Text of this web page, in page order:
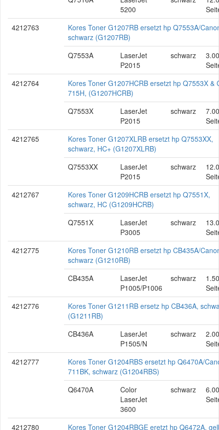
5200
4212763
Kores Toner G1207RB ersetzt hp Q7553A/
schwarz (G1207RB)
Q7553A
LaserJet
P2015
schwarz
4212764
Kores Toner G1207HCRB ersetzt hp Q7553X &
715H, (G1207HCRB)
Q7553X
LaserJet
P2015
schwarz
4212765
Kores Toner G1207XLRB ersetzt hp Q7553XX,
schwarz, HC+ (G1207XLRB)
Q7553XX
LaserJet
P2015
schwarz
4212767
Kores Toner G1209HCRB ersetzt hp Q7551X,
schwarz, HC (G1209HCRB)
Q7551X
LaserJet
P3005
schwarz
4212775
Kores Toner G1210RB ersetzt hp CB435A/
schwarz (G1210RB)
CB435A
LaserJet
P1005/P1006
schwarz
4212776
Kores Toner G1211RB ersetz hp CB436A,
(G1211RB)
CB436A
LaserJet
P1505/N
schwarz
4212777
Kores Toner G1204RBS ersetzt hp Q6470A/
711BK, schwarz (G1204RBS)
Q6470A
Color
LaserJet
3600
schwarz
4212780
Kores Toner G1204RBGE eretzt hp Q6472A,